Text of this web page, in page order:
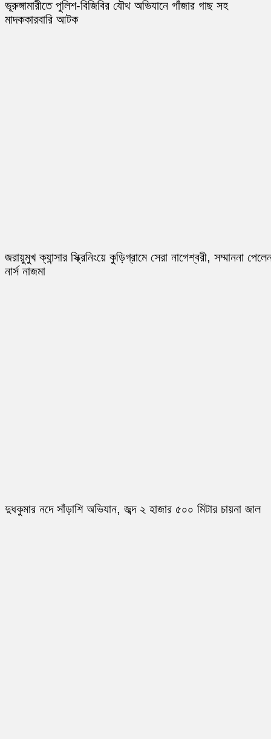
ভূরুঙ্গামারীতে পুলিশ-বিজিবির যৌথ অভিযানে গাঁজার গাছ সহ
মাদককারবারি আটক
জরায়ুমুখ ক্যান্সার স্ক্রিনিংয়ে কুড়িগ্রামে সেরা নাগেশ্বরী, সম্মাননা
নার্স নাজমা
দুধকুমার নদে সাঁড়াশি অভিযান, জব্দ ২ হাজার ৫০০ মিটার চায়না জাল